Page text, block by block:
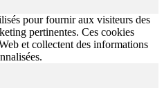
pour fournir aux visiteurs des
pertinentes. Ces cookies
et collectent des informations